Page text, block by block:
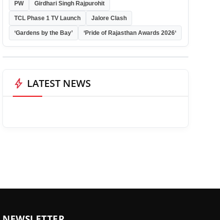
PW Girdhari Singh Rajpurohit
TCL Phase 1 TV Launch Jalore Clash
‘Gardens by the Bay’ ‘Pride of Rajasthan Awards 2026‘
bolt LATEST NEWS